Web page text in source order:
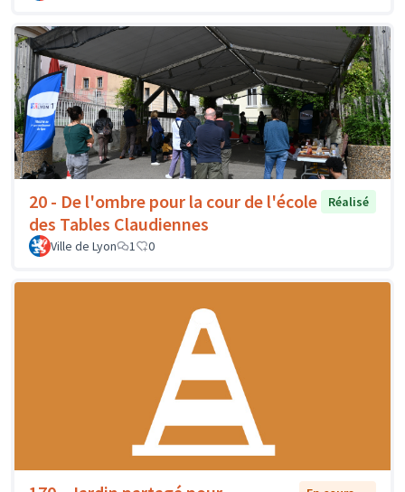
20 - De l'ombre pour la cour de l'école
des Tables Claudiennes
Réalisé
Ville de Lyon 1 0